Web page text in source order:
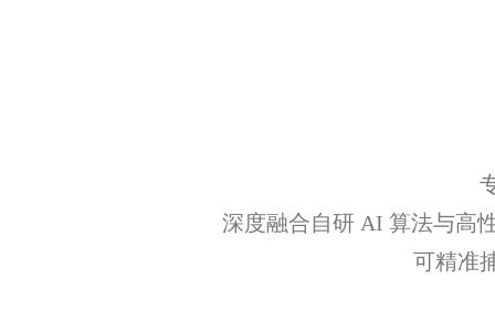
深度融合自研 AI 算法与高
可精准